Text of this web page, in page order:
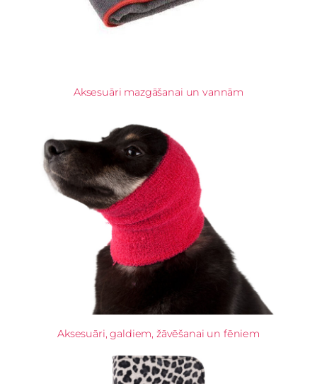
Aksesuāri mazgāšanai un vannām
Aksesuāri, galdiem, žāvēšanai un fēniem